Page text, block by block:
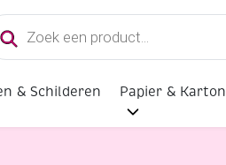
& Schilderen Papier & Karton